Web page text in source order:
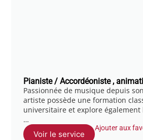
Pianiste / Accordéoniste ,
Passionnée de musique depuis
artiste possède une formation
universitaire et explore également
…
Voir le service
Ajouter aux